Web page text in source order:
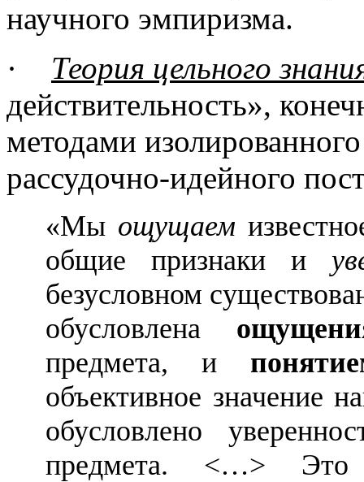
научного эмпиризма.
·
Теория цельного
действительность»,
методами
рассудочно-идейного
«Мы ощущаем
общие признаки и
безусловном
обусловлена
предмета, и
объективное значение
обусловлено
предмета. <…> Это